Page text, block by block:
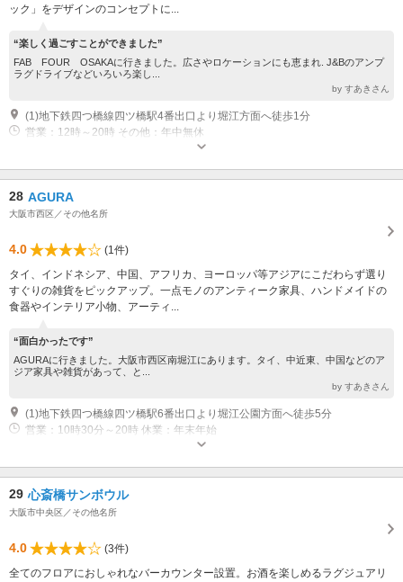
ック」をデザインのコンセプトに...
“楽しく過ごすことができました”
FAB FOUR OSAKAに行きました。広さやロケーションにも恵まれ. J&Bのアンプ
ラグドライブなどいろいろ楽し...
by すあきさん
(1)地下鉄四つ橋線四ツ橋駅4番出口より堀江方面へ徒歩1分
営業：12時～20時 その他：年中無休
28 AGURA
大阪市西区／その他名所
4.0
(1件)
タイ、インドネシア、中国、アフリカ、ヨーロッパ等アジアにこだわらず選り
すぐりの雑貨をピックアップ。一点モノのアンティーク家具、ハンドメイドの
食器やインテリア小物、アーティ...
“面白かったです”
AGURAに行きました。大阪市西区南堀江にあります。タイ、中近東、中国などのア
ジア家具や雑貨があって、と...
by すあきさん
(1)地下鉄四つ橋線四ツ橋駅6番出口より堀江公園方面へ徒歩5分
営業：10時30分～20時 休業：年末年始
29 心斎橋サンボウル
大阪市中央区／その他名所
4.0
(3件)
全てのフロアにおしゃれなバーカウンター設置。お酒を楽しめるラグジュアリ